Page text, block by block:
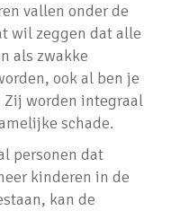
vallen onder de
wil zeggen dat alle
als zwakke
ook al ben je
worden integraal
schade.
personen dat
kinderen in de
kan de